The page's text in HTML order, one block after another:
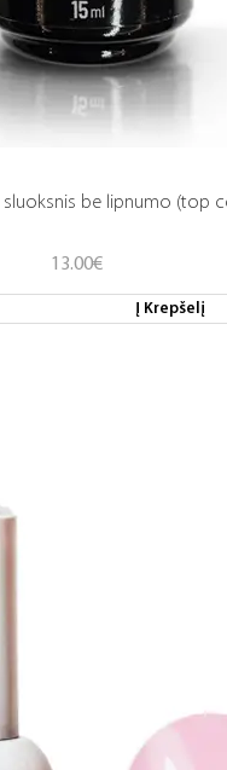
sluoksnis be lipnumo (top
13.00€
Į Krepšelį